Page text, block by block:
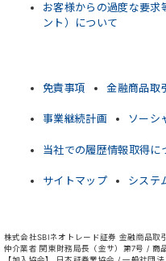
お客様からの過度な要求
ント）について
免責事項 金融商品取
事業継続計画 ソーシ
当社での履歴情報取得に
サイトマップ システ
株式会社SBIネオトレード証券 金融商品
仲介業者 関東財務局長（金サ）第7号 / 商